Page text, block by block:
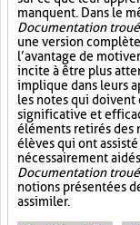
manquent. Dans le
Documentation
une version
l’avantage de
incite à être plus
implique dans leurs
les notes qui doivent
significative et
éléments retirés des
élèves qui ont
nécessairement
Documentation
notions présentées
assimiler.